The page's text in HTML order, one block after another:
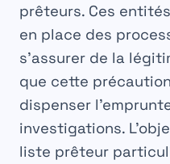
prêteurs. Ces
en place des
s’assurer de la
que cette
dispenser
investigations.
liste prêteur